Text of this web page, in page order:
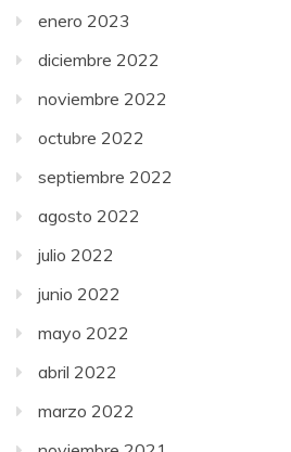
enero 2023
diciembre 2022
noviembre 2022
octubre 2022
septiembre 2022
agosto 2022
julio 2022
junio 2022
mayo 2022
abril 2022
marzo 2022